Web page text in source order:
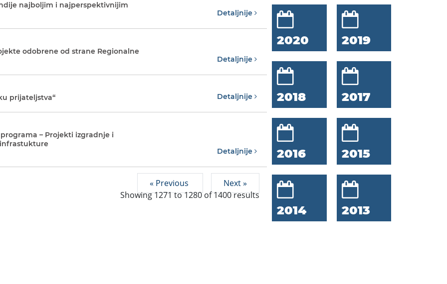
najboljim i najperspektivnijim
Detaljnije
odobrene od strane Regionalne
Detaljnije
prijateljstva“ Detaljnije
– Projekti izgradnje i
Detaljnije
« Previous
Next »
Showing1271to1280of1400results
2020 2019
2018 2017
2016 2015
2014 2013